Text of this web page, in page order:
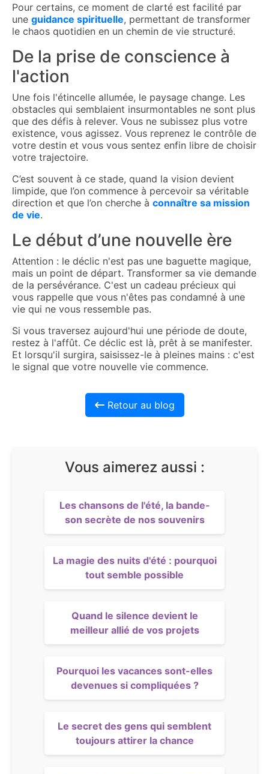
Pour certains, ce moment de clarté est facilité par
une guidance spirituelle, permettant de transformer
le chaos quotidien en un chemin de vie structuré.
De la prise de conscience à
l'action
Une fois l'étincelle allumée, le paysage change. Les
obstacles qui semblaient insurmontables ne sont plus
que des défis à relever. Vous ne subissez plus votre
existence, vous agissez. Vous reprenez le contrôle de
votre destin et vous vous sentez enfin libre de choisir
votre trajectoire.
C’est souvent à ce stade, quand la vision devient
limpide, que l’on commence à percevoir sa véritable
direction et que l’on cherche à connaître sa mission
de vie.
Le début d’une nouvelle ère
Attention : le déclic n'est pas une baguette magique,
mais un point de départ. Transformer sa vie demande
de la persévérance. C'est un cadeau précieux qui
vous rappelle que vous n'êtes pas condamné à une
vie qui ne vous ressemble pas.
Si vous traversez aujourd'hui une période de doute,
restez à l'affût. Ce déclic est là, prêt à se manifester.
Et lorsqu'il surgira, saisissez-le à pleines mains : c'est
le signal que votre nouvelle vie commence.
Retour au blog
Vous aimerez aussi :
Les chansons de l'été, la bande-
son secrète de nos souvenirs
La magie des nuits d'été : pourquoi
tout semble possible
Quand le silence devient le
meilleur allié de vos projets
Pourquoi les vacances sont-elles
devenues si compliquées ?
Le secret des gens qui semblent
toujours attirer la chance